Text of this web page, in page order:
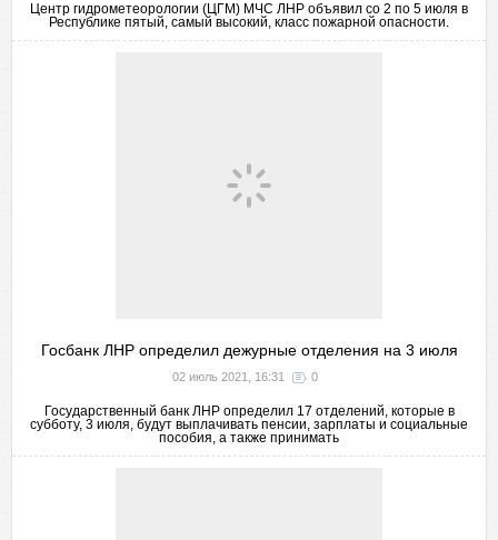
Центр гидрометеорологии (ЦГМ) МЧС ЛНР объявил со 2 по 5 июля в
Республике пятый, самый высокий, класс пожарной опасности.
Госбанк ЛНР определил дежурные отделения на 3 июля
02 июль 2021, 16:31 0
Государственный банк ЛНР определил 17 отделений, которые в
субботу, 3 июля, будут выплачивать пенсии, зарплаты и социальные
пособия, а также принимать